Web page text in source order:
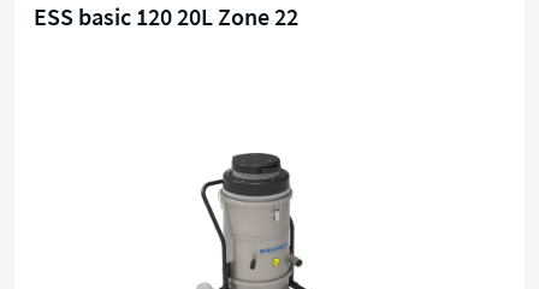
ESS basic 120 20L Zone 22